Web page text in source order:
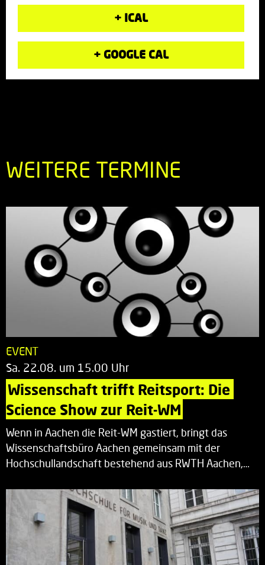
+ ICAL
+ GOOGLE CAL
WEITERE TERMINE
EVENT
Sa. 22.08. um 15.00 Uhr
Wissenschaft trifft Reitsport: Die
Science Show zur Reit-WM
Wenn in Aachen die Reit-WM gastiert, bringt das
Wissenschaftsbüro Aachen gemeinsam mit der
Hochschullandschaft bestehend aus RWTH Aachen,…